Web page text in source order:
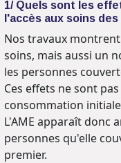
1/ Quels sont les
l'accès aux soins
Nos travaux
soins, mais aussi un
les personnes
Ces effets ne sont
consommation
L'AME apparaît donc
personnes qu'elle
premier.